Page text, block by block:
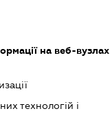
на веб-вузлах
технологій і